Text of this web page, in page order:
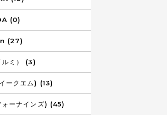
(0)
(27)
ミ） (3)
ークエム) (13)
ーナインズ) (45)